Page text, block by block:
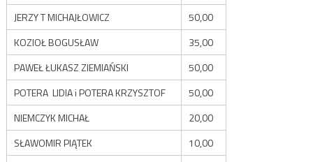
JERZY T MICHAJŁOWICZ
50,00
KOZIOŁ BOGUSŁAW
35,00
PAWEŁ ŁUKASZ ZIEMIAŃSKI
50,00
POTERA LIDIA i POTERA KRZYSZTOF
50,00
NIEMCZYK MICHAŁ
20,00
SŁAWOMIR PIĄTEK
10,00